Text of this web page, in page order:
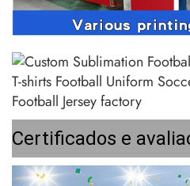
Certificados e